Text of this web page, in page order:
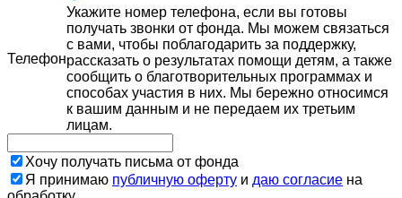
Телефон
Укажите номер телефона, если вы готовы
получать звонки от фонда. Мы можем связаться
с вами, чтобы поблагодарить за поддержку,
рассказать о результатах помощи детям, а также
сообщить о благотворительных программах и
способах участия в них. Мы бережно относимся
к вашим данным и не передаем их третьим
лицам.
Хочу получать письма от фонда
Я принимаю публичную оферту и даю согласие на